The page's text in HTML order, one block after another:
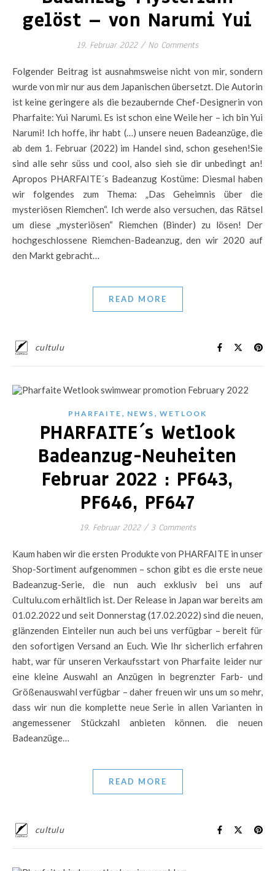
gelöst – von Narumi Yui
19. Februar 2022 / No Comments
Folgender Beitrag ist ausnahmsweise nicht von mir, sondern
wurde von mir nur aus dem Japanischen übersetzt. Die Autorin
ist keine geringere als die bezaubernde Chef-Designerin von
Pharfaite: Yui Narumi. Es ist schon eine Weile her – ich bin Yui
Narumi! Ich hoffe, ihr habt (…) unsere neuen Badeanzüge, die
ab dem 1. Februar (2022) im Handel sind, schon gesehen!Sie
sind alle sehr süss und cool, also sieh sie dir unbedingt an!
Apropos PHARFAITE´s Badeanzug Kostüme: Diesmal haben
wir folgendes zum Thema: „Das Geheimnis über die
mysteriösen Riemchen“. Ich werde also versuchen, das Rätsel
um diese „mysteriösen“ Riemchen (Binder) zu lösen! Der
hochgeschlossene Riemchen-Badeanzug, den wir 2020 auf
den Markt gebracht…
READ MORE
cultulu
PHARFAITE , NEWS , WETLOOK
PHARFAITE´s Wetlook
Badeanzug-Neuheiten
Februar 2022 : PF643,
PF646, PF647
19. Februar 2022 / 3 Comments
Kaum haben wir die ersten Produkte von PHARFAITE in unser
Shop-Sortiment aufgenommen – schon gibt es die erste neue
Badeanzug-Serie, die nun auch exklusiv bei uns auf
Cultulu.com erhältlich ist. Der Release in Japan war bereits am
01.02.2022 und seit Donnerstag (17.02.2022) sind die neuen,
glänzenden Einteiler nun auch bei uns verfügbar – bereit für
den sofortigen Versand an Euch. Wie Ihr sicherlich erfahren
habt, war für unseren Verkaufsstart von Pharfaite leider nur
eine kleine Auswahl an Anzügen in begrenzter Farb- und
Größenauswahl verfügbar – daher freuen wir uns um so mehr,
dass wir nun die komplette neue Serie in allen Varianten in
angemessener Stückzahl anbieten können. die neuen
Badeanzüge…
READ MORE
cultulu